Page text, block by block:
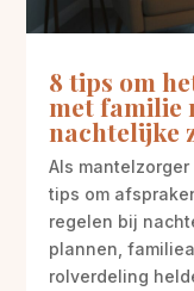
8 tips om
met familie
nachtelijke
Als
tips om
regelen bij
plannen,
rolverdeling